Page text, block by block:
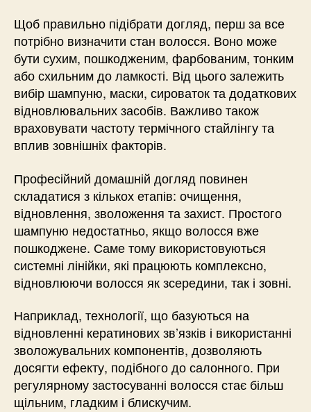
Щоб правильно підібрати догляд, перш за все
потрібно визначити стан волосся. Воно може
бути сухим, пошкодженим, фарбованим, тонким
або схильним до ламкості. Від цього залежить
вибір шампуню, маски, сироваток та додаткових
відновлювальних засобів. Важливо також
враховувати частоту термічного стайлінгу та
вплив зовнішніх факторів.
Професійний домашній догляд повинен
складатися з кількох етапів: очищення,
відновлення, зволоження та захист. Простого
шампуню недостатньо, якщо волосся вже
пошкоджене. Саме тому використовуються
системні лінійки, які працюють комплексно,
відновлюючи волосся як зсередини, так і зовні.
Наприклад, технології, що базуються на
відновленні кератинових зв’язків і використанні
зволожувальних компонентів, дозволяють
досягти ефекту, подібного до салонного. При
регулярному застосуванні волосся стає більш
щільним, гладким і блискучим.